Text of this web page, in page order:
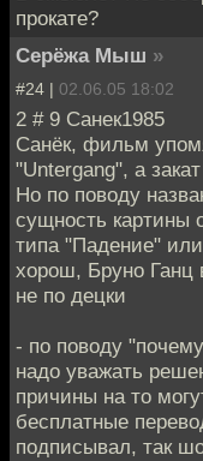
прокате?
Серёжа Мыш »
#24 | 02.06.05 18:02
2 # 9 Санек1985
Санёк, фильм
"Untergang", а
Но по поводу
сущность картины
типа "Падение"
хорош, Бруно Ганц
не по децки
- по поводу
надо уважать
причины на то
бесплатные
подписывал, так